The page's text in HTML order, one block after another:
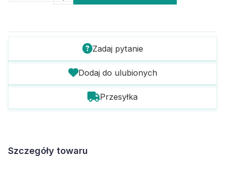
Zadaj pytanie
Dodaj do ulubionych
Przesyłka
Szczegóły towaru